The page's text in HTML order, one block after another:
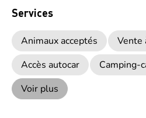
Services
Animaux acceptés
Vente
Accès autocar
Camping-
Voir plus